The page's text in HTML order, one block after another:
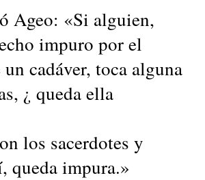
Ageo: «Si alguien,
impuro por el
cadáver, toca alguna
¿ queda ella
los sacerdotes y
queda impura.»